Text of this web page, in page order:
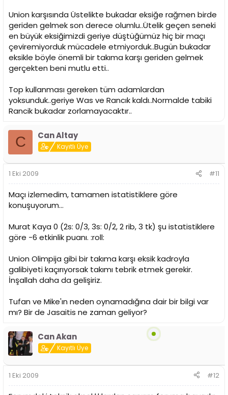
Union karşısında Üstelikte bukadar eksiğe rağmen birde
geriden gelmek son derece olumlu..Ütelik geçen seneki
en büyük eksiğimizdi geriye düştüğümüz hiç bir maçı
çeviremiyorduk mücadele etmiyorduk..Bugün bukadar
eksikle böyle önemli bir takıma karşı geriden gelmek
gerçekten beni mutlu etti..
Top kullanması gereken tüm adamlardan
yoksunduk..geriye Was ve Rancık kaldı..Normalde tabiki
Rancik bukadar zorlamayacaktır..
C Can Altay
Kayıtlı Üye
1 Eki 2009 #11
Maçı izlemedim, tamamen istatistiklere göre
konuşuyorum...
Murat Kaya 0 (2s: 0/3, 3s: 0/2, 2 rib, 3 tk) şu istatistiklere
göre -6 etkinlik puanı. :roll:
Union Olimpija gibi bir takıma karşı eksik kadroyla
galibiyeti kaçırıyorsak takımı tebrik etmek gerekir.
İnşallah daha da gelişiriz.
Tufan ve Mike'ın neden oynamadığına dair bir bilgi var
mı? Bir de Jasaitis ne zaman geliyor?
Can Akan
Kayıtlı Üye
1 Eki 2009 #12